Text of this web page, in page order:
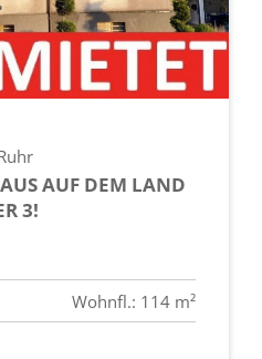
AUF DEM LAND
3!
Wohnfl.: 114 m²